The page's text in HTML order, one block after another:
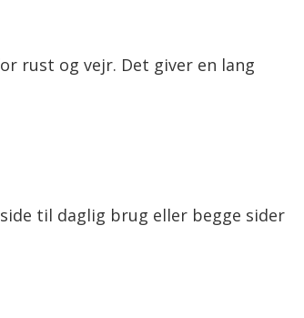
rust og vejr. Det giver en lang
til daglig brug eller begge sider